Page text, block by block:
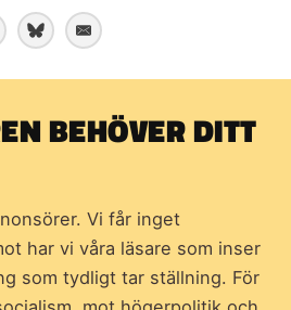
BEHÖVER DITT
Vi får inget
har vi våra läsare som inser
som tydligt tar ställning. För